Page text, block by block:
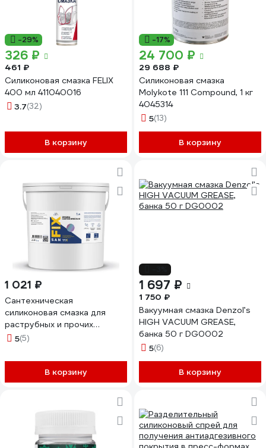
-29%
326 ₽
461 ₽
Силиконовая смазка FELIX
400 мл 411040016
3.7(32)
В корзину
-17%
24 700 ₽
29 688 ₽
Силиконовая смазка
Molykote 111 Compound, 1 кг
4045314
5(13)
В корзину
1 021 ₽
Сантехническая
силиконовая смазка для
раструбных и прочих
соединений Sanfix 1 л, ведро
5(5)
В корзину
1 697 ₽
1 750 ₽
Вакуумная смазка Denzol’s
HIGH VACUUM GREASE,
банка 50 г DG0002
5(6)
В корзину